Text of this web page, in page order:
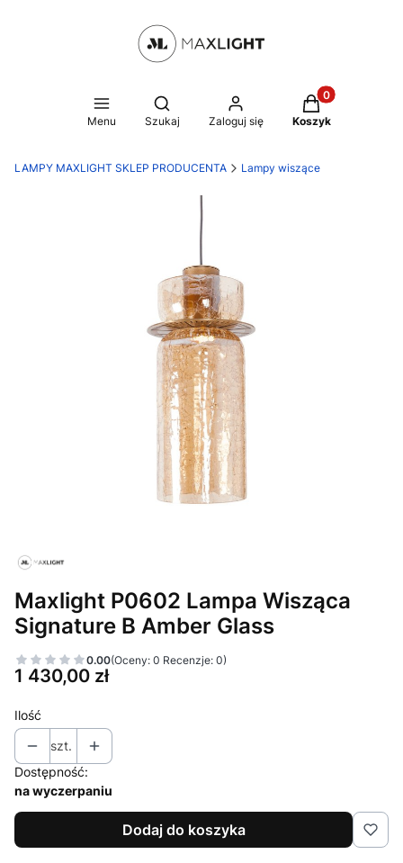
Menu
Otwórz wyszukiwarkę
Szukaj Zaloguj się
Produkty w
Koszyk
LAMPY MAXLIGHT SKLEP PRODUCENTA Lampy wiszące
Maxlight P0602 Lampa Wisząca
Signature B Amber Glass
0.00(Oceny: 0 Recenzje: 0)
Cena
1 430,00 zł
Ilość
szt.
Dostępność:
na wyczerpaniu
Dodaj do koszyka